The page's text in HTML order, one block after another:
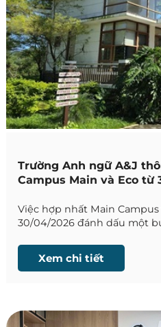
Trường Anh ngữ A&J
Campus Main và Eco từ
Việc hợp nhất Main
30/04/2026 đánh dấu một
Xem chi tiết